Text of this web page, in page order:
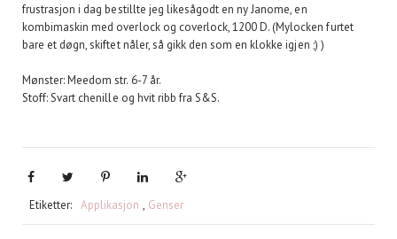
frustrasjon i dag bestillte jeg likesågodt en ny Janome, en
kombimaskin med overlock og coverlock, 1200 D. (Mylocken furtet
bare et døgn, skiftet nåler, så gikk den som en klokke igjen ;) )
Mønster: Meedom str. 6-7 år.
Stoff: Svart chenille og hvit ribb fra S&S.
Etiketter: Applikasjon , Genser